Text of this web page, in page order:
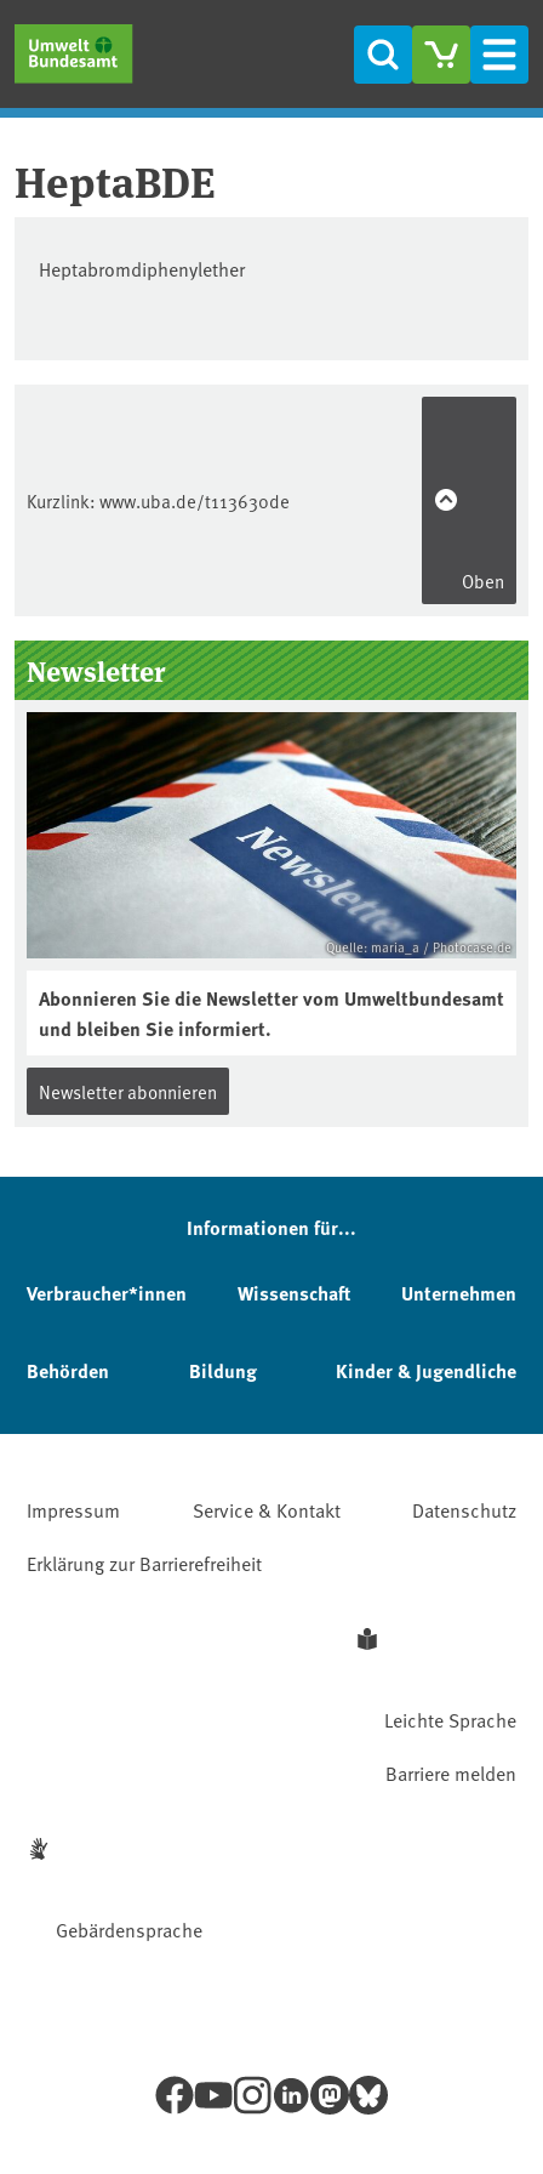
Suche
HeptaBDE
Heptabromdiphenylether
Kurzlink: www.uba.de/t113630de
Oben
Seitenleiste
Newsletter
Quelle: maria_a / Photocase.de
Abonnieren Sie die Newsletter vom Umweltbundesamt
und bleiben Sie informiert.
Newsletter abonnieren
Informationen für...
Verbraucher*innen Wissenschaft Unternehmen
Behörden Bildung Kinder & Jugendliche
Impressum Service & Kontakt
Datenschutz
Erklärung zur Barrierefreiheit
Leichte Sprache
Gebärdensprache
Barriere melden